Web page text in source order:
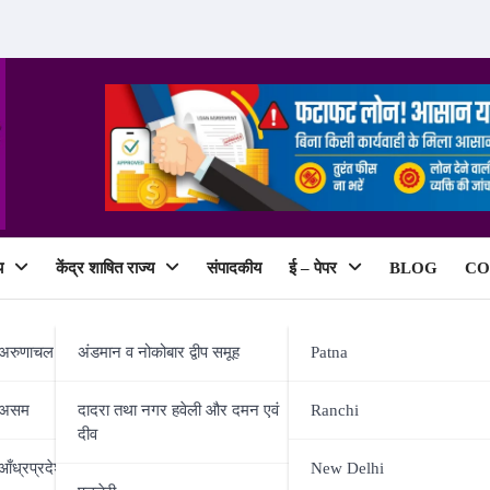
प्रदेश
केंद्र शाषित राज्य
अंडमान व नोकोबार द्वीप समूह
दादरा तथा नगर हवेली और दमन एवं
दीव
संपादकीय ई – पेपर
Patna
Ranchi
New Delhi
BLOG
कदम – कुलपति